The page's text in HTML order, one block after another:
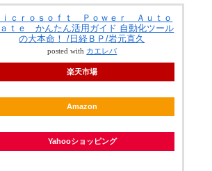
ｉｃｒｏｓｏｆｔ Ｐｏｗｅｒ Ａｕｔｏ
ｔｅ かんたん活用ガイド 自動化ツール
の大本命！ /日経ＢＰ/岩元直久
posted with カエレバ
楽天市場
Amazon
Yahooショッピング